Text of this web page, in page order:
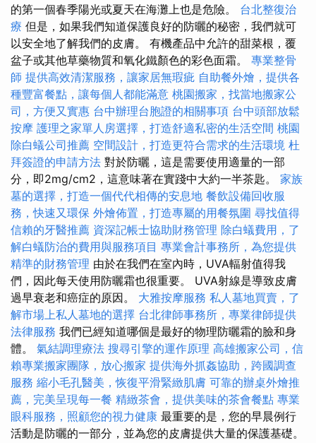
的第一個春季陽光或夏天在海灘上也是危險。 台北整復治
療 但是，如果我們知道保護良好的防曬的秘密，我們就可
以安全地了解我們的皮膚。 有機產品中允許的甜菜根，覆
盆子或其他草藥物質和氧化鐵顏色的彩色面霜。 專業整骨
師 提供高效清潔服務，讓家居無瑕疵 自助餐外燴，提供各
種豐富餐點，讓每個人都能滿意 桃園搬家，找當地搬家公
司，方便又實惠 台中辦理台胞證的相關事項 台中頭部放鬆
按摩 護理之家單人房選擇，打造舒適私密的生活空間 桃園
除白蟻公司推薦 空間設計，打造更符合需求的生活環境 杜
拜簽證的申請方法 對於防曬，這是需要使用適量的一部
分，即2mg/cm2，這意味著在實踐中大約一半茶匙。 家族
墓的選擇，打造一個代代相傳的安息地 餐飲設備回收服
務，快速又環保 外燴佈置，打造專屬的用餐氛圍 尋找值得
信賴的牙醫推薦 資深記帳士協助財務管理 除白蟻費用，了
解白蟻防治的費用與服務項目 專業會計事務所，為您提供
精準的財務管理 由於在我們在室內時，UVA輻射值得我
們，因此每天使用防曬霜也很重要。 UVA射線是導致皮膚
過早衰老和癌症的原因。 大雅按摩服務 私人墓地買賣，了
解市場上私人墓地的選擇 台北律師事務所，專業律師提供
法律服務 我們已經知道哪個是最好的物理防曬霜的臉和身
體。 氣結調理療法 搜尋引擎的運作原理 高雄搬家公司，信
賴專業搬家團隊，放心搬家 提供海外抓姦協助，跨國調查
服務 縮小毛孔醫美，恢復平滑緊緻肌膚 可靠的辦桌外燴推
薦，完美呈現每一餐 精緻茶會，提供美味的茶會餐點 專業
眼科服務，照顧您的視力健康 最重要的是，您的早晨例行
活動是防曬的一部分，並為您的皮膚提供大量的保護基礎。